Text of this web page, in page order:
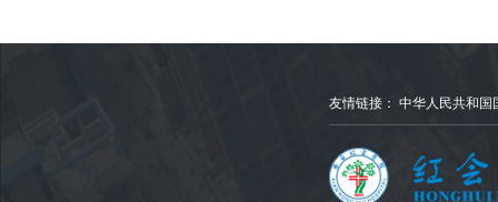
友情链接： 中华人民共和国